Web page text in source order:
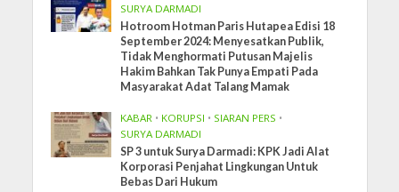
SURYA DARMADI
Hotroom Hotman Paris Hutapea Edisi 18
September 2024: Menyesatkan Publik,
Tidak Menghormati Putusan Majelis
Hakim Bahkan Tak Punya Empati Pada
Masyarakat Adat Talang Mamak
KABAR • KORUPSI • SIARAN PERS •
SURYA DARMADI
SP 3 untuk Surya Darmadi: KPK Jadi Alat
Korporasi Penjahat Lingkungan Untuk
Bebas Dari Hukum